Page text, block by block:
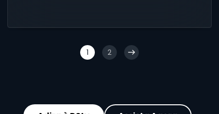
1 2